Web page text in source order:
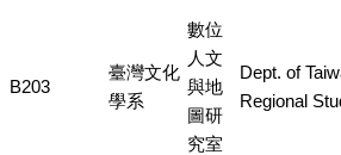
B203
臺灣文化
學系
數位
人文
與地
圖研
究室
Dept. of
Regional